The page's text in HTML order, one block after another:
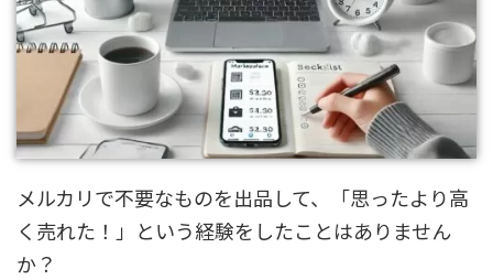
メルカリで不要なものを出品して、「思ったより高
く売れた！」という経験をしたことはありません
か？